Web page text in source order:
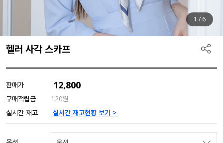
1 / 6
헬러 사각 스카프
판매가 12,800
구매적립금
120원
실시간 재고
실시간 재고현황 보기 >